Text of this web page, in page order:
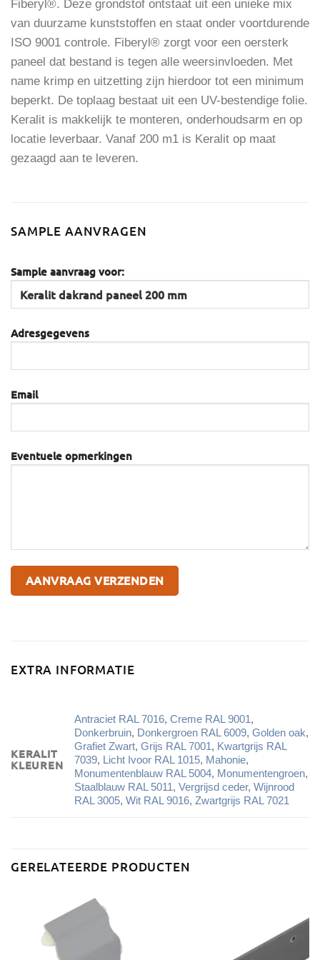
Fiberyl®. Deze grondstof ontstaat uit een unieke mix
van duurzame kunststoffen en staat onder voortdurende
ISO 9001 controle. Fiberyl® zorgt voor een oersterk
paneel dat bestand is tegen alle weersinvloeden. Met
name krimp en uitzetting zijn hierdoor tot een minimum
beperkt. De toplaag bestaat uit een UV-bestendige folie.
Keralit is makkelijk te monteren, onderhoudsarm en op
locatie leverbaar. Vanaf 200 m1 is Keralit op maat
gezaagd aan te leveren.
SAMPLE AANVRAGEN
Sample aanvraag voor:
Adresgegevens
Email
Eventuele opmerkingen
EXTRA INFORMATIE
KERALIT
KLEUREN
Antraciet RAL 7016, Creme RAL 9001,
Donkerbruin, Donkergroen RAL 6009, Golden oak,
Grafiet Zwart, Grijs RAL 7001, Kwartgrijs RAL
7039, Licht Ivoor RAL 1015, Mahonie,
Monumentenblauw RAL 5004, Monumentengroen,
Staalblauw RAL 5011, Vergrijsd ceder, Wijnrood
RAL 3005, Wit RAL 9016, Zwartgrijs RAL 7021
GERELATEERDE PRODUCTEN